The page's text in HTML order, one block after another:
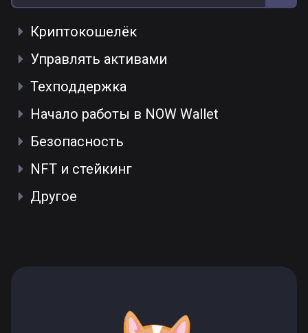
Криптокошелёк
Управлять активами
Техподдержка
Начало работы в NOW Wallet
Безопасность
NFT и стейкинг
Другое